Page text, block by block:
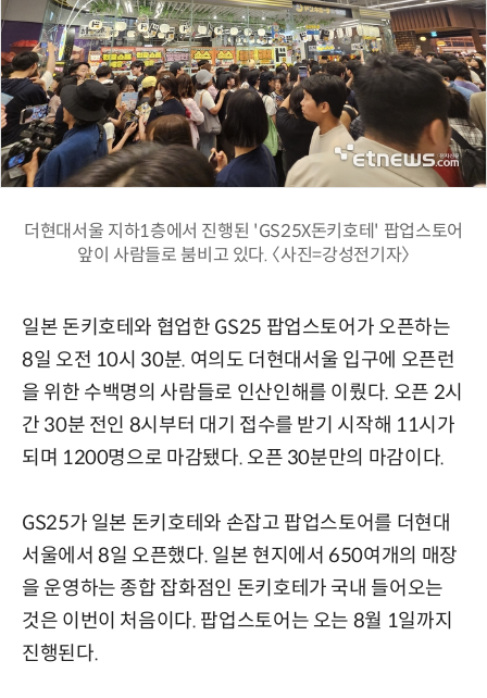
더현대서울 지하1층에서 진행된 'GS25X돈키호테' 팝업스토어
앞이 사람들로 붐비고 있다. 〈사진=강성전기자〉
일본 돈키호테와 협업한 GS25 팝업스토어가 오픈하는
8일 오전 10시 30분. 여의도 더현대서울 입구에 오픈런
을 위한 수백명의 사람들로 인산인해를 이뤘다. 오픈 2시
간 30분 전인 8시부터 대기 접수를 받기 시작해 11시가
되며 1200명으로 마감됐다. 오픈 30분만의 마감이다.
GS25가 일본 돈키호테와 손잡고 팝업스토어를 더현대
서울에서 8일 오픈했다. 일본 현지에서 650여개의 매장
을 운영하는 종합 잡화점인 돈키호테가 국내 들어오는
것은 이번이 처음이다. 팝업스토어는 오는 8월 1일까지
진행된다.